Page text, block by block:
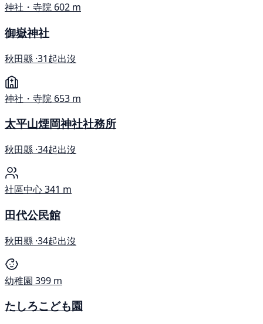
神社・寺院 602 m
御嶽神社
秋田縣 ·31起出沒
神社・寺院 653 m
太平山煙岡神社社務所
秋田縣 ·34起出沒
社區中心341 m
田代公民館
秋田縣 ·34起出沒
幼稚園 399 m
たしろこども園